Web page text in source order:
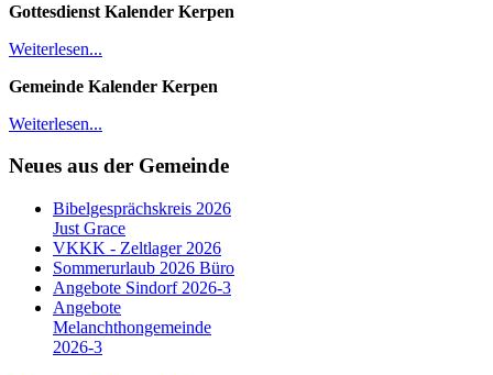
Gottesdienst Kalender Kerpen
Weiterlesen...
Gemeinde Kalender Kerpen
Weiterlesen...
Neues aus der Gemeinde
Bibelgesprächskreis 2026
Just Grace
VKKK - Zeltlager 2026
Sommerurlaub 2026 Büro
Angebote Sindorf 2026-3
Angebote
Melanchthongemeinde
2026-3